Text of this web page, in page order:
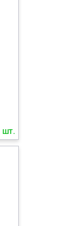
шт.